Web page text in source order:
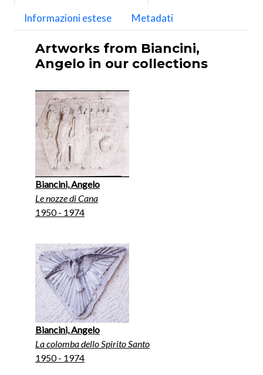
Informazioni estese
Metadati
Artworks from Biancini,
Angelo in our collections
Biancini, Angelo
Le nozze di Cana
1950 - 1974
Biancini, Angelo
La colomba dello Spirito Santo
1950 - 1974